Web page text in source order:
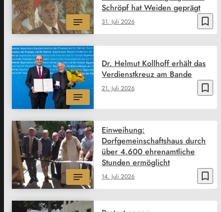
bookmark_border
31. Juli 2026
Schröpf hat Weiden geprägt
bookmark_border
21. Juli 2026
Dr. Helmut Kollhoff erhält das
Verdienstkreuz am Bande
bookmark_border
14. Juli 2026
Einweihung:
Dorfgemeinschaftshaus durch
über 4.600 ehrenamtliche
Stunden ermöglicht